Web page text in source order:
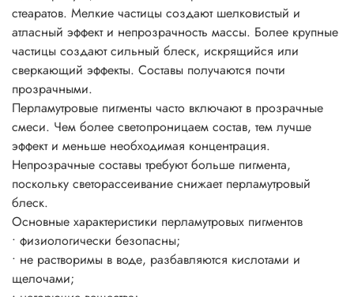
основы, лака, краски, геля и т.д.)
Пропорции смешивания напрямую зависят от желаемого
эффекта, насколько сильно вы желаете проявить свойства
пигмента на окрашиваемой поверхности.
Блеск цвет и эффекты появляется уже при 3-5%-ном
использовании пигмента от общей массы рабочего
состава.
стеаратов. Мелкие частицы создают шелковистый и
атласный эффект и непрозрачность массы. Более крупные
частицы создают сильный блеск, искрящийся или
сверкающий эффекты. Составы получаются почти
прозрачными.
Перламутровые пигменты часто включают в прозрачные
смеси. Чем более светопроницаем состав, тем лучше
эффект и меньше необходимая концентрация.
Непрозрачные составы требуют больше пигмента,
поскольку светорассеивание снижает перламутровый
блеск.
Основные характеристики перламутровых пигментов
• физиологически безопасны;
• не растворимы в воде, разбавляются кислотами и
щелочами;